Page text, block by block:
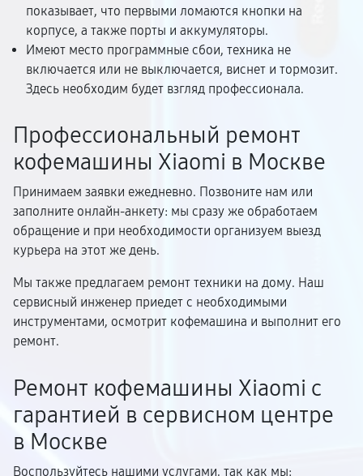
показывает, что первыми ломаются кнопки на
корпусе, а также порты и аккумуляторы.
Имеют место программные сбои, техника не
включается или не выключается, виснет и тормозит.
Здесь необходим будет взгляд профессионала.
Профессиональный ремонт
кофемашины Xiaomi в Москве
Принимаем заявки ежедневно. Позвоните нам или
заполните онлайн-анкету: мы сразу же обработаем
обращение и при необходимости организуем выезд
курьера на этот же день.
Мы также предлагаем ремонт техники на дому. Наш
сервисный инженер приедет с необходимыми
инструментами, осмотрит кофемашина и выполнит его
ремонт.
Ремонт кофемашины Xiaomi с
гарантией в сервисном центре
в Москве
Воспользуйтесь нашими услугами, так как мы: